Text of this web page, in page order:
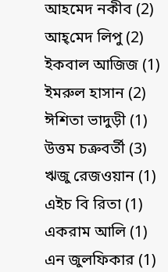
আহমেদ নকীব (2)
আহ্‌মেদ লিপু (2)
ইকবাল আজিজ (1)
ইমরুল হাসান (2)
ঈশিতা ভাদুড়ী (1)
উত্তম চক্রবর্তী (3)
ঋজু রেজওয়ান (1)
এইচ বি রিতা (1)
একরাম আলি (1)
এন জুলফিকার (1)